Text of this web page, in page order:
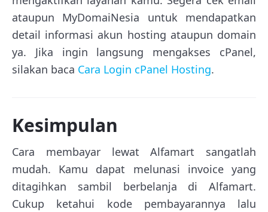
ataupun MyDomaiNesia untuk mendapatkan
detail informasi akun hosting ataupun domain
ya. Jika ingin langsung mengakses cPanel,
silakan baca Cara Login cPanel Hosting.
Kesimpulan
Cara membayar lewat Alfamart sangatlah
mudah. Kamu dapat melunasi invoice yang
ditagihkan sambil berbelanja di Alfamart.
Cukup ketahui kode pembayarannya lalu